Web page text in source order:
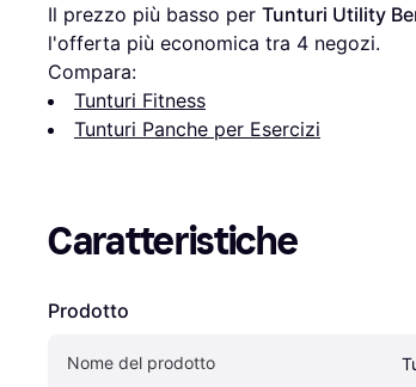
Il prezzo più basso per Tunturi Utility
l'offerta più economica tra 4 negozi.
Compara:
Tunturi Fitness
Tunturi Panche per Esercizi
Caratteristiche
Prodotto
Nome del prodotto